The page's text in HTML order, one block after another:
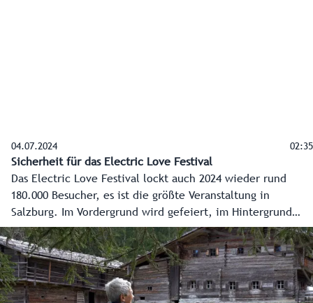
04.07.2024 02:35
Sicherheit für das Electric Love Festival
Das Electric Love Festival lockt auch 2024 wieder rund
180.000 Besucher, es ist die größte Veranstaltung in
Salzburg. Im Vordergrund wird gefeiert, im Hintergrund
daran gearbeitet, dass dieses Mega-Event reibungslos und
sicher über die Bühne geht. Ein Blick hinter die Kulissen,
wo Bezirkshauptmannschaft Salzburg-Umgebung,
Einsatzorganisationen und Veranstalter eng
zusammenarbeiten.